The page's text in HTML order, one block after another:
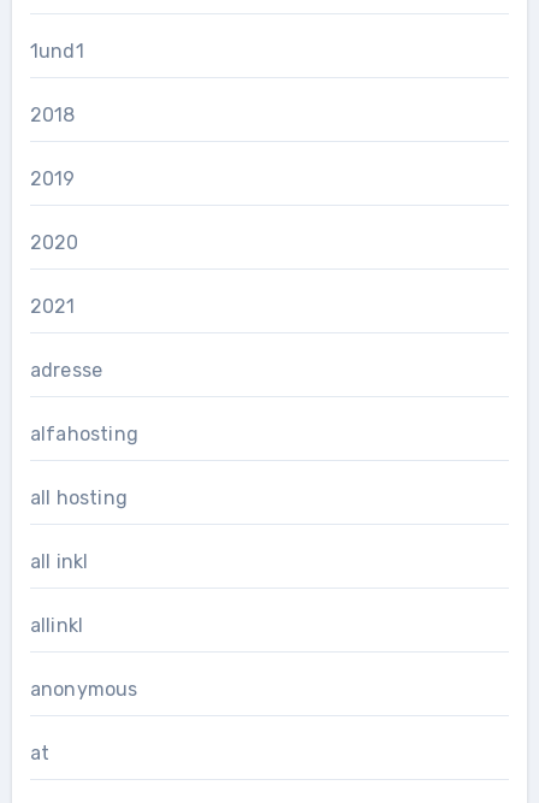
1und1
2018
2019
2020
2021
adresse
alfahosting
all hosting
all inkl
allinkl
anonymous
at